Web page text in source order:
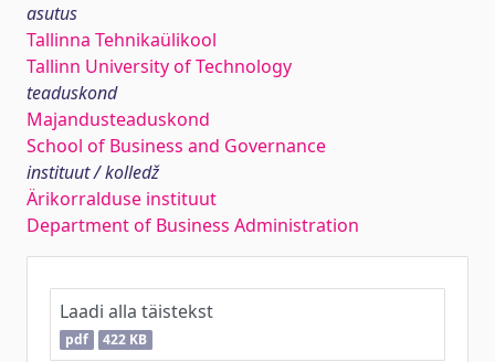
asutus
Tallinna Tehnikaülikool
Tallinn University of Technology
teaduskond
Majandusteaduskond
School of Business and Governance
instituut / kolledž
Ärikorralduse instituut
Department of Business Administration
Laadi alla täistekst
pdf 422 KB